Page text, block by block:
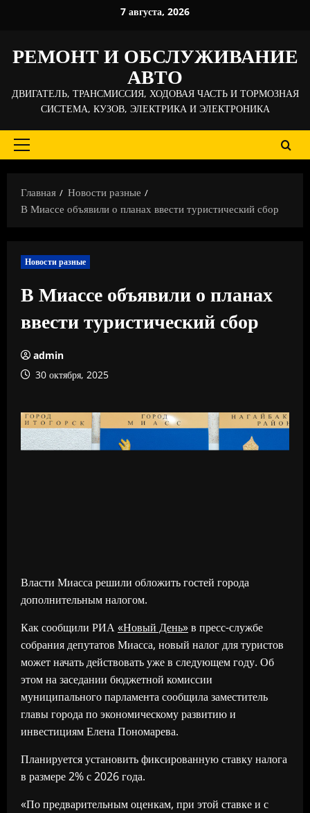
7 августа, 2026
РЕМОНТ И ОБСЛУЖИВАНИЕ
АВТО
ДВИГАТЕЛЬ, ТРАНСМИССИЯ, ХОДОВАЯ ЧАСТЬ И ТОРМОЗНАЯ
СИСТЕМА, КУЗОВ, ЭЛЕКТРИКА И ЭЛЕКТРОНИКА
Основное
Главная
Новости разные
В Миассе объявили о планах ввести туристический сбор
Новости разные
В Миассе объявили о планах
ввести туристический сбор
admin
30 октября, 2025
Власти Миасса решили обложить гостей города
дополнительным налогом.
Как сообщили РИА«Новый День»в пресс-службе
собрания депутатов Миасса, новый налог для туристов
может начать действовать уже в следующем году. Об
этом на заседании бюджетной комиссии
муниципального парламента сообщила заместитель
главы города по экономическому развитию и
инвестициям Елена Пономарева.
Планируется установить фиксированную ставку налога
в размере 2% с 2026 года.
«По предварительным оценкам, при этой ставке и с